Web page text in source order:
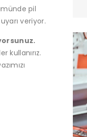
pil
veriyor.
kullanırız.